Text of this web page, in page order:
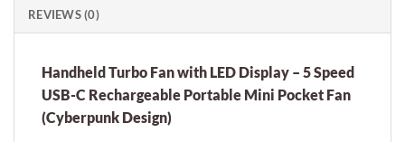
REVIEWS (0)
Handheld Turbo Fan with LED Display – 5 Speed
USB-C Rechargeable Portable Mini Pocket Fan
(Cyberpunk Design)